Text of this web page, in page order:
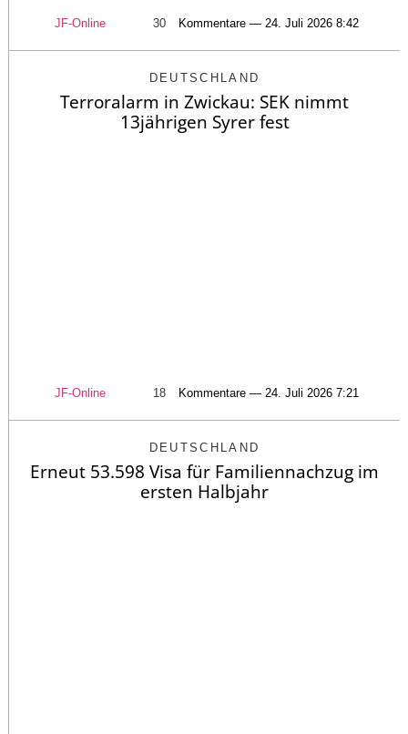
JF-Online 30 Kommentare — 24. Juli 2026 8:42
DEUTSCHLAND
Terroralarm in Zwickau: SEK nimmt
13jährigen Syrer fest
JF-Online 18 Kommentare — 24. Juli 2026 7:21
DEUTSCHLAND
Erneut 53.598 Visa für Familiennachzug im
ersten Halbjahr